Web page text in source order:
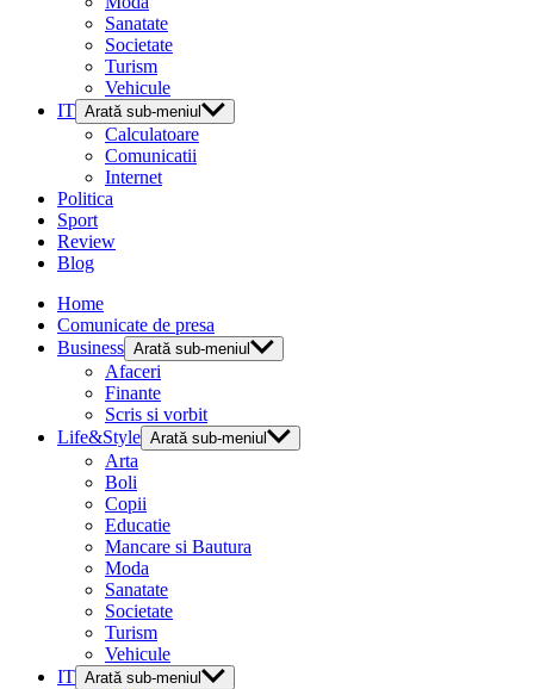
Sanatate
Societate
Turism
Vehicule
IT Arată sub-meniul
Calculatoare
Comunicatii
Internet
Politica
Sport
Review
Blog
Home
Comunicate de presa
Business Arată sub-meniul
Afaceri
Finante
Scris si vorbit
Life&Style Arată sub-meniul
Arta
Boli
Copii
Educatie
Mancare si Bautura
Moda
Sanatate
Societate
Turism
Vehicule
IT Arată sub-meniul